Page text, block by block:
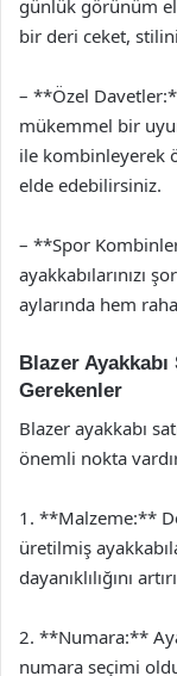
günlük görünüm
bir deri ceket,
– **Özel
mükemmel bir
ile kombinleyerek
elde edebilirsiniz.
– **Spor
ayakkabılarınızı
aylarında hem
Blazer
Gerekenler
Blazer ayakkabı
önemli nokta
1. **Malzeme:**
üretilmiş
dayanıklılığını
2. **Numara:**
numara seçimi